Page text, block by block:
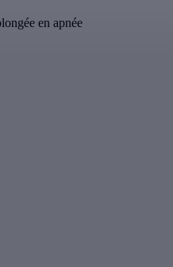
en apnée